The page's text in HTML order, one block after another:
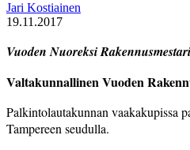
Jari Kostiainen
19.11.2017
Vuoden Nuoreksi
Valtakunnallinen Vuoden
Palkintolautakunnan vaakakupissa
Tampereen seudulla.